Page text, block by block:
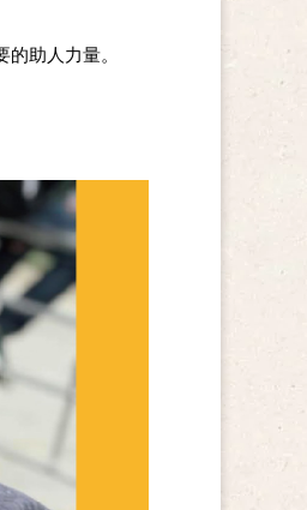
助人力量。